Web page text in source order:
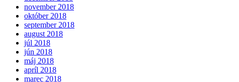
november 2018
október 2018
september 2018
august 2018
júl 2018
jún 2018
máj 2018
apríl 2018
marec 2018